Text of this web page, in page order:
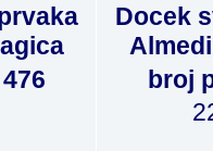
Docek
broj